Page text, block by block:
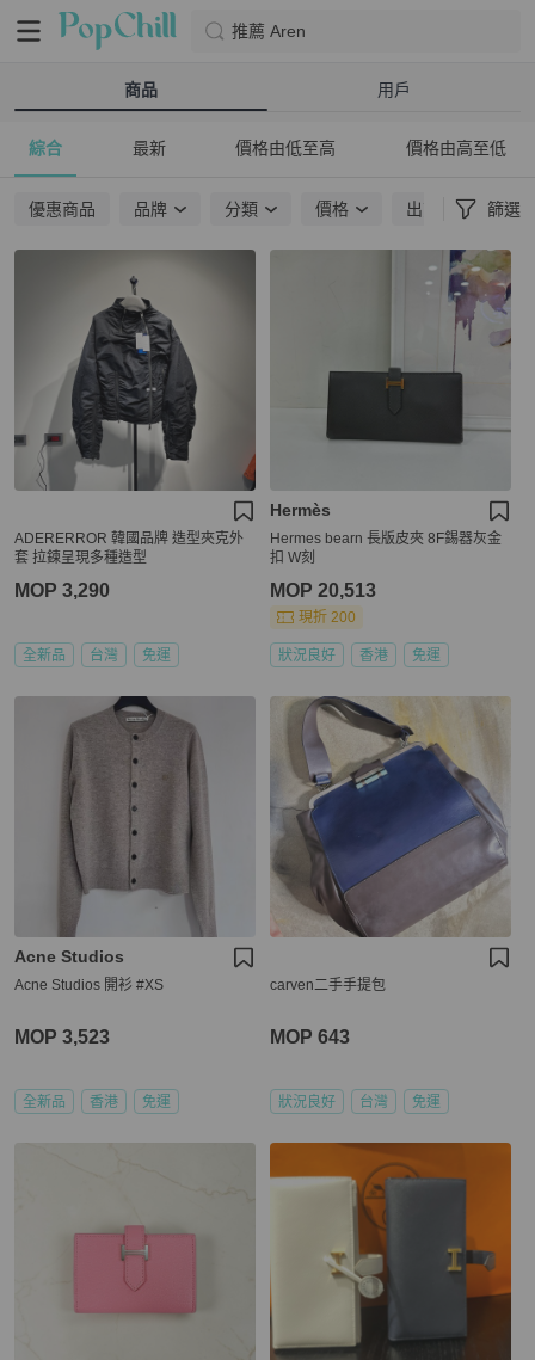
推薦 Aren
商品 用戶
綜合 最新 價格由低至高 價格由高至低
優惠商品 品牌 分類 價格 出貨地點 篩選
ADERERROR 韓國品牌 造型夾克外
套 拉鍊呈現多種造型
MOP 3,290
全新品 台灣 免運
Hermès
Hermes bearn 長版皮夾 8F錫器灰金
扣 W刻
MOP 20,513
現折 200
狀況良好 香港 免運
Acne Studios
Acne Studios 開衫 #XS
MOP 3,523
全新品 香港 免運
carven二手手提包
MOP 643
狀況良好 台灣 免運